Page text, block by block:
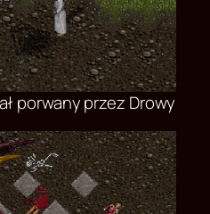
porwany przez Drowy